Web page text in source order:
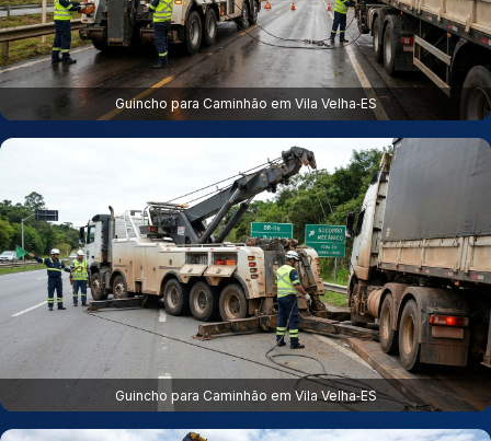
Guincho para Caminhão em Vila Velha‑ES
Guincho para Caminhão em Vila Velha‑ES